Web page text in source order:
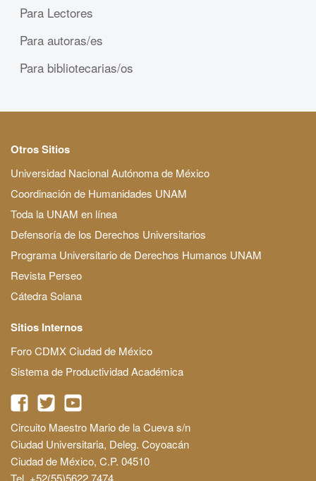
Para Lectores
Para autoras/es
Para bibliotecarias/os
Otros Sitios
Universidad Nacional Autónoma de México
Coordinación de Humanidades UNAM
Toda la UNAM en línea
Defensoría de los Derechos Universitarios
Programa Universitario de Derechos Humanos UNAM
Revista Perseo
Cátedra Solana
Sitios Internos
Foro CDMX Ciudad de México
Sistema de Productividad Académica
Circuito Maestro Mario de la Cueva s/n
Ciudad Universitaria, Deleg. Coyoacán
Ciudad de México, C.P. 04510
Tel. +52(55)5622 7474